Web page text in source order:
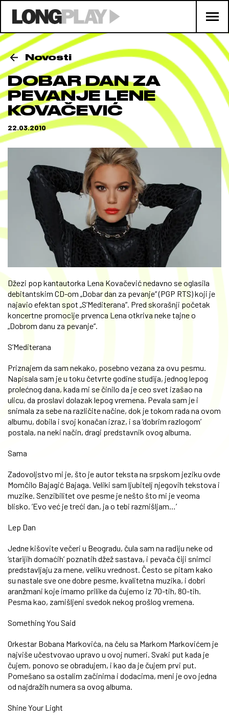
Novosti
DOBAR DAN ZA
PEVANJE LENE
KOVAČEVIĆ
22.03.2010
Džezi pop kantautorka Lena Kovačević nedavno se oglasila
debitantskim CD-om „Dobar dan za pevanje“ (PGP RTS) koji je
najavio efektan spot „S’Mediterana“. Pred skorašnji početak
koncertne promocije prvenca Lena otkriva neke tajne o
„Dobrom danu za pevanje“.
S’Mediterana
Priznajem da sam nekako, posebno vezana za ovu pesmu.
Napisala sam je u toku četvrte godine studija, jednog lepog
prolećnog dana, kada mi se činilo da je ceo svet izašao na
ulicu, da proslavi dolazak lepog vremena. Pevala sam je i
snimala za sebe na različite načine, dok je tokom rada na ovom
albumu, dobila i svoj konačan izraz, i sa ‘dobrim razlogom’
postala, na neki način, dragi predstavnik ovog albuma.
Sama
Zadovoljstvo mi je, što je autor teksta na srpskom jeziku ovde
Momčilo Bajagić Bajaga. Veliki sam ljubitelj njegovih tekstova i
muzike. Senzibilitet ove pesme je nešto što mi je veoma
blisko. ‘Evo već je treći dan, ja o tebi razmišljam…’
Lep Dan
Jedne kišovite večeri u Beogradu, čula sam na radiju neke od
‘starijih domaćih’ poznatih džež sastava, i pevača čiji snimci
predstavljaju za mene, veliku vrednost. Često se pitam kako
su nastale sve one dobre pesme, kvalitetna muzika, i dobri
aranžmani koje imamo prilike da čujemo iz 70-tih, 80-tih.
Pesma kao, zamišljeni svedok nekog prošlog vremena.
Something You Said
Orkestar Bobana Markovića, na čelu sa Markom Markovićem je
najviše učestvovao upravo u ovoj numeri. Svaki put kada je
čujem, ponovo se obradujem, i kao da je čujem prvi put.
Pomešano sa ostalim začinima i dodacima, meni je ovo jedna
od najdražih numera sa ovog albuma.
Shine Your Light